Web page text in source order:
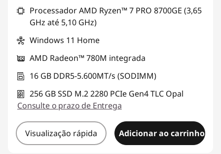
Processador AMD Ryzen™ 7 PRO 8700GE (3,65
GHz até 5,10 GHz)
Windows 11 Home
AMD Radeon™ 780M integrada
16 GB DDR5-5.600MT/s (SODIMM)
256 GB SSD M.2 2280 PCIe Gen4 TLC Opal
Consulte o prazo de Entrega
Visualização rápida Adicionar ao carrinho